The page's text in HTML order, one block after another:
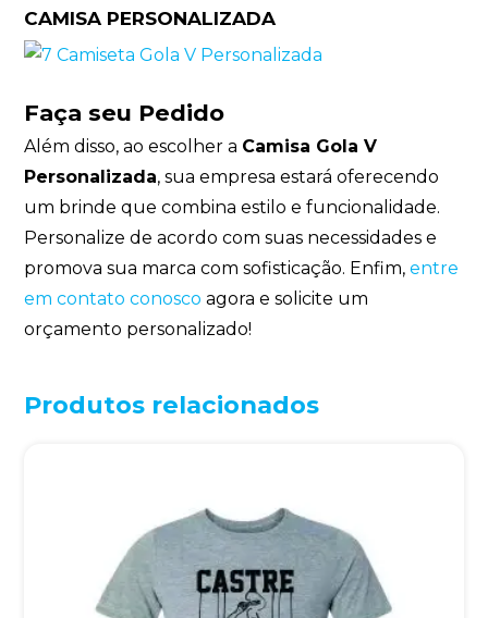
CAMISA PERSONALIZADA
Faça seu Pedido
Além disso, ao escolher a Camisa Gola V
Personalizada, sua empresa estará oferecendo
um brinde que combina estilo e funcionalidade.
Personalize de acordo com suas necessidades e
promova sua marca com sofisticação. Enfim,entre
em contato conosco agora e solicite um
orçamento personalizado!
Produtos relacionados